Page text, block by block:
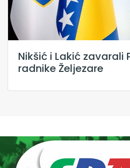
Nikšić i Lakić zavarali
radnike Željezare